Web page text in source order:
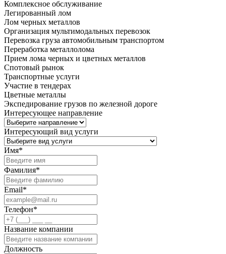
Комплексное обслуживание
Легированный лом
Лом черных металлов
Организация мультимодальных перевозок
Перевозка груза автомобильным транспортом
Переработка металлолома
Прием лома черных и цветных металлов
Спотовый рынок
Транспортные услуги
Участие в тендерах
Цветные металлы
Экспедирование грузов по железной дороге
Интересующее направление
Интересующий вид услуги
Имя*
Фамилия*
Email*
Телефон*
Название компании
Должность